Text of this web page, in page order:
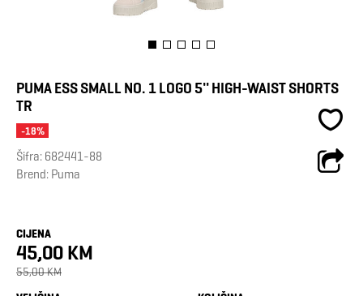
PUMA ESS SMALL NO. 1 LOGO 5'' HIGH-WAIST SHORTS
TR
-18%
Šifra: 682441-88
Brend: Puma
CIJENA
45,00 KM
55,00 KM